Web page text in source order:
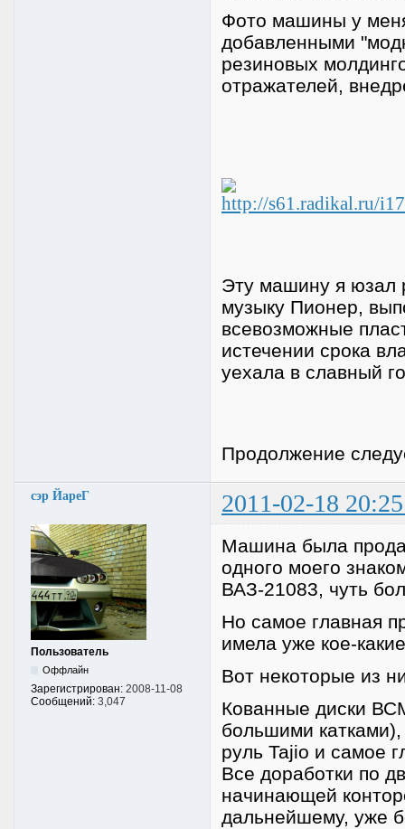
Фото машины у
добавленными
резиновых
отражателей,
Эту машину я юзал
музыку Пионер,
всевозможные
истечении срока
уехала в славный
Продолжение
сэр ЙареГ 2011-02-18
Пользователь
Оффлайн
Зарегистрирован: 2008-11-08
Сообщений: 3,047
Машина была
одного моего
ВАЗ-21083, чуть
Но самое главная
имела уже кое-
Вот некоторые из
Кованные диски
большими
руль Tajio и самое
Все доработки по
начинающей
дальнейшему, уже